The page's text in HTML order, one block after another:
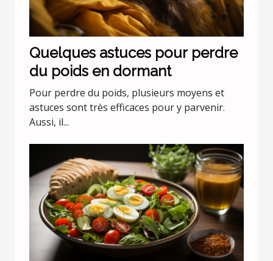
Quelques astuces pour perdre
du poids en dormant
Pour perdre du poids, plusieurs moyens et
astuces sont très efficaces pour y parvenir.
Aussi, il...